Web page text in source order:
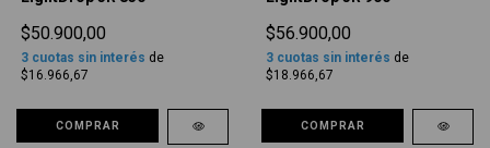
$50.900,00
3 cuotas sin interés de
$16.966,67
COMPRAR
$56.900,00
3 cuotas sin interés de
$18.966,67
COMPRAR